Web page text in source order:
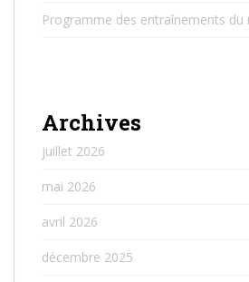
Programme des entraînements du
Archives
juillet 2026
mai 2026
avril 2026
décembre 2025